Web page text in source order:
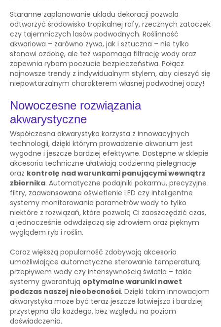
Staranne zaplanowanie układu dekoracji pozwala
odtworzyć środowisko tropikalnej rafy, rzecznych zatoczek
czy tajemniczych lasów podwodnych. Roślinność
akwariowa – zarówno żywa, jak i sztuczna – nie tylko
stanowi ozdobę, ale też wspomaga filtrację wody oraz
zapewnia rybom poczucie bezpieczeństwa. Połącz
najnowsze trendy z indywidualnym stylem, aby cieszyć się
niepowtarzalnym charakterem własnej podwodnej oazy!
Nowoczesne rozwiązania
akwarystyczne
Współczesna akwarystyka korzysta z innowacyjnych
technologii, dzięki którym prowadzenie akwarium jest
wygodne i jeszcze bardziej efektywne. Dostępne w sklepie
akcesoria techniczne ułatwiają codzienną pielęgnację
oraz kontrolę nad warunkami panującymi wewnątrz
zbiornika. Automatyczne podajniki pokarmu, precyzyjne
filtry, zaawansowane oświetlenie LED czy inteligentne
systemy monitorowania parametrów wody to tylko
niektóre z rozwiązań, które pozwolą Ci zaoszczędzić czas,
a jednocześnie odwdzięczą się zdrowiem oraz pięknym
wyglądem ryb i roślin.
Coraz większą popularność zdobywają akcesoria
umożliwiające automatyczne sterowanie temperaturą,
przepływem wody czy intensywnością światła – takie
systemy gwarantują optymalne warunki nawet
podczas naszej nieobecności. Dzięki takim innowacjom
akwarystyka może być teraz jeszcze łatwiejsza i bardziej
przystępna dla każdego, bez względu na poziom
doświadczenia.